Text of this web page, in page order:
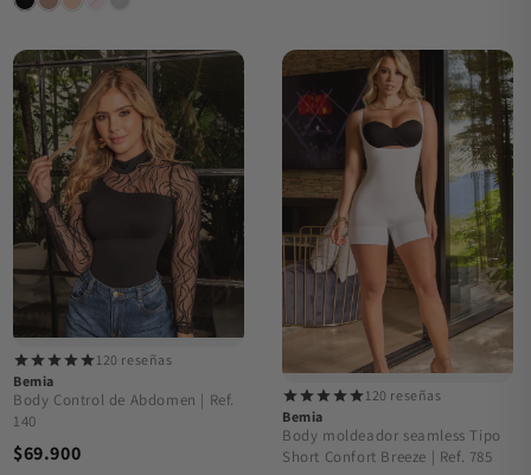
120 reseñas
Bemia
Body Control de Abdomen | Ref.
140
$69.900
120 reseñas
Bemia
Body moldeador seamless Tipo
Short Confort Breeze | Ref. 785